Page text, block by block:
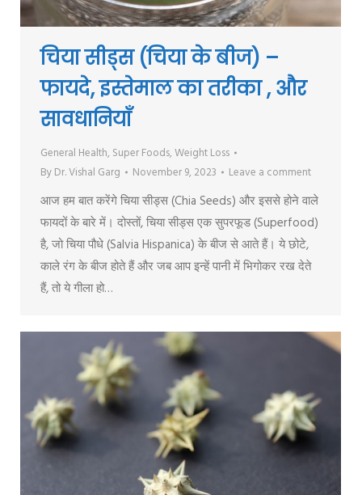
चिया सीड्स (चिया के बीज) –
फायदे, इस्तेमाल का तरीका , और
सावधानियाँ
General Health, Super Foods, Weight Loss
By Dr. Vishal Garg November 9, 2023 Leave a comment
आज हम बात करेंगे चिया सीड्स (Chia Seeds) और इससे होने वाले
फायदों के बारे में। दोस्तों, चिया सीड्स एक सुपरफूड (Superfood)
है, जो चिया पौधे (Salvia Hispanica) के बीज से आते हैं। ये छोटे,
काले रंग के बीज होते हैं और जब आप इन्हें पानी में भिगोकर रख देते
हैं, तो ये गीला हो…